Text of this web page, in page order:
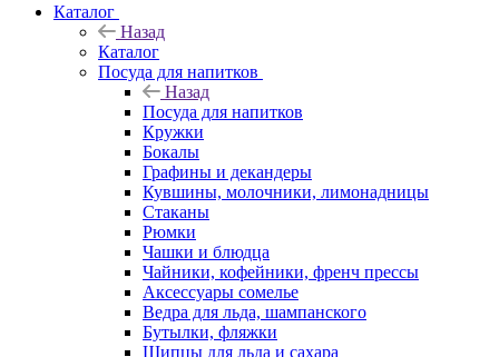
Каталог
Назад
Каталог
Посуда для напитков
Назад
Посуда для напитков
Кружки
Бокалы
Графины и декандеры
Кувшины, молочники, лимонадницы
Стаканы
Рюмки
Чашки и блюдца
Чайники, кофейники, френч прессы
Аксессуары сомелье
Ведра для льда, шампанского
Бутылки, фляжки
Щипцы для льда и сахара